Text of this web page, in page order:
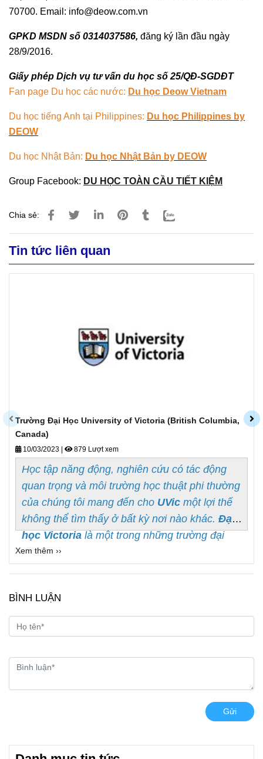
70700. Email: info@deow.com.vn
GPKD MSDN số 0314037586, đăng ký lần đầu ngày
28/9/2016.
Giấy phép Dịch vụ tư vấn du học số 25/QĐ-SGDĐT
Fan page Du học các nước: Du học Deow Vietnam
Du học tiếng Anh tại Philippines: Du học Philippines by
DEOW
Du học Nhật Bản: Du học Nhật Bản by DEOW
Group Facebook: DU HỌC TOÀN CẦU TIẾT KIỆM
Chia sẻ:
Tin tức liên quan
Trường Đại Học University of Victoria (British Columbia,
Canada)
10/03/2023 | 879 Lượt xem
Học tập năng động, nghiên cứu có tác động
quan trọng và môi trường học thuật phi thường
của chúng tôi mang đến cho UVic một lợi thế
không thể tìm thấy ở bất kỳ nơi nào khác. Đại
học Victoria là một trong những trường đại
học nghiên cứu chuyên sâu hàng đầu của
Canada. Chúng tôi tọa lạc tại Victoria, trên bờ
Xem thêm ››
BÌNH LUẬN
Gửi